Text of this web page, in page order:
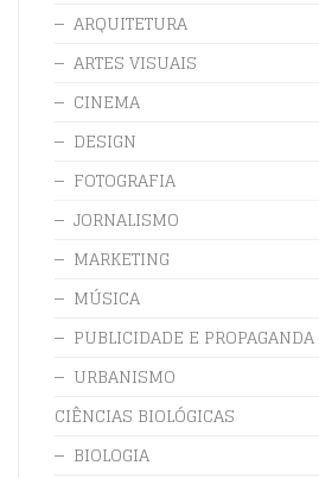
ARQUITETURA
ARTES VISUAIS
CINEMA
DESIGN
FOTOGRAFIA
JORNALISMO
MARKETING
MÚSICA
PUBLICIDADE E PROPAGANDA
URBANISMO
CIÊNCIAS BIOLÓGICAS
BIOLOGIA